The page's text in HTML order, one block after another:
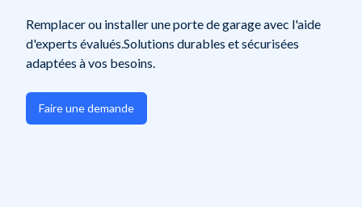
Remplacer ou installer une porte de garage avec l'aide
d'experts évalués.Solutions durables et sécurisées
adaptées à vos besoins.
Faire une demande